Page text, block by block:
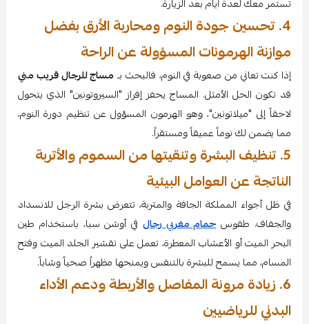
4. تحسين جودة النوم ومحاربة الأرق بفضل
موازنة الهرمونات المسؤولة عن الراحة
إذا كنت تعاني من صعوبة في النوم، فالبحث بـ مساج للرجال قريب مني
قد تكون الحل الأمثل. المساج يحفز إفراز "السيروتونين" الذي يتحول
لاحقاً إلى "ميلاتونين"، وهو الهرمون المسؤول عن تنظيم دورة النوم،
مما يضمن لك نوماً عميقاً ومستقراً.
5. تنظيف البشرة وتنقيتها من السموم والأتربة
الناتجة عن العوامل البيئية
في ظل أجواء المملكة الجافة والمتربة، تتعرض بشرة الرجل للانسداد
والجفاف. طقوسحمام مغربي رجال في أوشن سبا، باستخدام طين
البحر الميت أو الأعشاب المعطرة، تعمل على تقشير الجلد الميت وفتح
المسام، مما يسمح للبشرة بالتنفس ويمنحها مظهراً صحياً وشاباً.
6. زيادة مرونة المفاصل والأربطة ودعم الأداء
البدني للرياضيين